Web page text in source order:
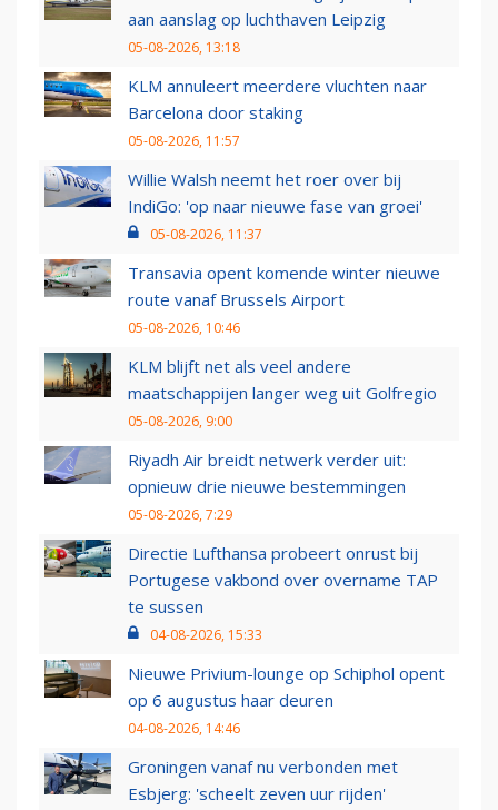
aan aanslag op luchthaven Leipzig
05-08-2026, 13:18
KLM annuleert meerdere vluchten naar
Barcelona door staking
05-08-2026, 11:57
Willie Walsh neemt het roer over bij
IndiGo: 'op naar nieuwe fase van groei'
05-08-2026, 11:37
Transavia opent komende winter nieuwe
route vanaf Brussels Airport
05-08-2026, 10:46
KLM blijft net als veel andere
maatschappijen langer weg uit Golfregio
05-08-2026, 9:00
Riyadh Air breidt netwerk verder uit:
opnieuw drie nieuwe bestemmingen
05-08-2026, 7:29
Directie Lufthansa probeert onrust bij
Portugese vakbond over overname TAP
te sussen
04-08-2026, 15:33
Nieuwe Privium-lounge op Schiphol opent
op 6 augustus haar deuren
04-08-2026, 14:46
Groningen vanaf nu verbonden met
Esbjerg: 'scheelt zeven uur rijden'